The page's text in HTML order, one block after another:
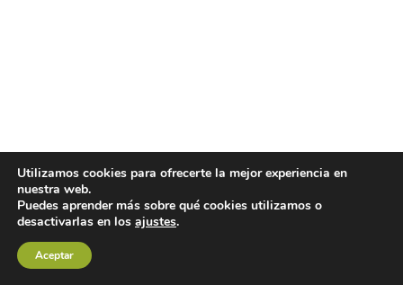
Utilizamos cookies para ofrecerte la mejor experiencia en
nuestra web.
Puedes aprender más sobre qué cookies utilizamos o
desactivarlas en los ajustes.
Aceptar